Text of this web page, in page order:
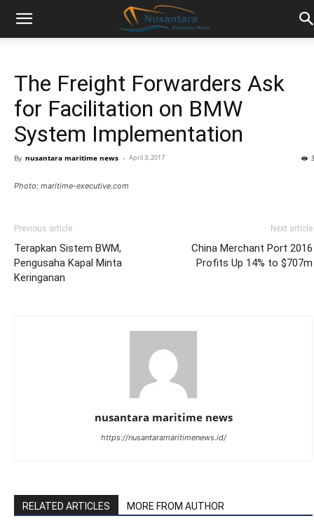
The Freight Forwarders Ask
for Facilitation on BMW
System Implementation
By nusantara maritime news - April 3, 2017
Photo: maritime-executive.com
Previous article
Terapkan Sistem BWM,
Pengusaha Kapal Minta
Keringanan
Next article
China Merchant Port 2016
Profits Up 14% to $707m
nusantara maritime news
https://nusantaramaritimenews.id/
RELATED ARTICLES MORE FROM AUTHOR